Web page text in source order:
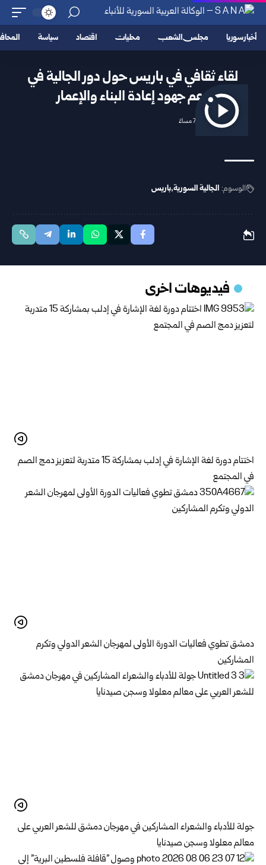
أخبار سوريا مجلس الشعب محليات اقتصاد سياسة
لقاء ثقافي في باريس حول دور الجالية في
دعم جهود إعادة البناء والإعمار
2025/09/28 7:37 مساءً
الوسوم: الجالية السورية باريس
فيديوهات اخرى
اختتام دورة لغة الإشارة في إدلب بمشاركة 15 متدربة لتعزيز دمج الصم
في المجتمع
دمشق تطوي فعاليات الدورة الأولى لمهرجان الشعر الدولي وتكرم
المشاركين
جولة للأدباء والشعراء المشاركين في مهرجان دمشق للشعر العربي على
معالم معلولا وسجن صيدنايا